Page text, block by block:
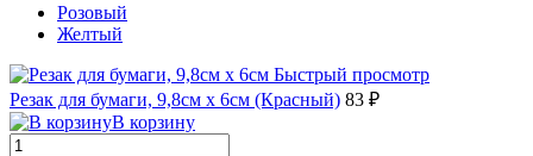
Розовый
Желтый
Быстрый просмотр
Резак для бумаги, 9,8см x 6см (Красный) 83 ₽
В корзину